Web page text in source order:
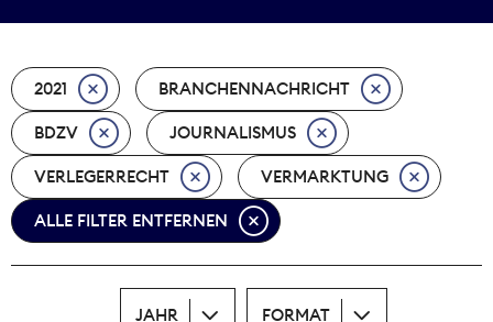
Nachhaltigkeit
Nachwuchs
Nova Award
Print
2021 BRANCHENNACHRICHT
BDZV JOURNALISMUS
VERLEGERRECHT VERMARKTUNG
ALLE FILTER ENTFERNEN
JAHR FORMAT